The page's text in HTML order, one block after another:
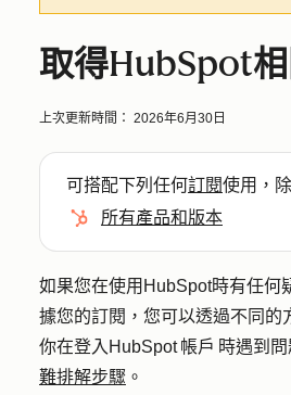
取得HubSpot
上次更新時間： 2026年6月30日
可搭配下列任何訂閱使用，
所有產品和版本
如果您在使用HubSpot時有任何
據您的訂閱，您可以透過不同的
你在登入HubSpot 帳戶 時遇到
難排解步驟 。